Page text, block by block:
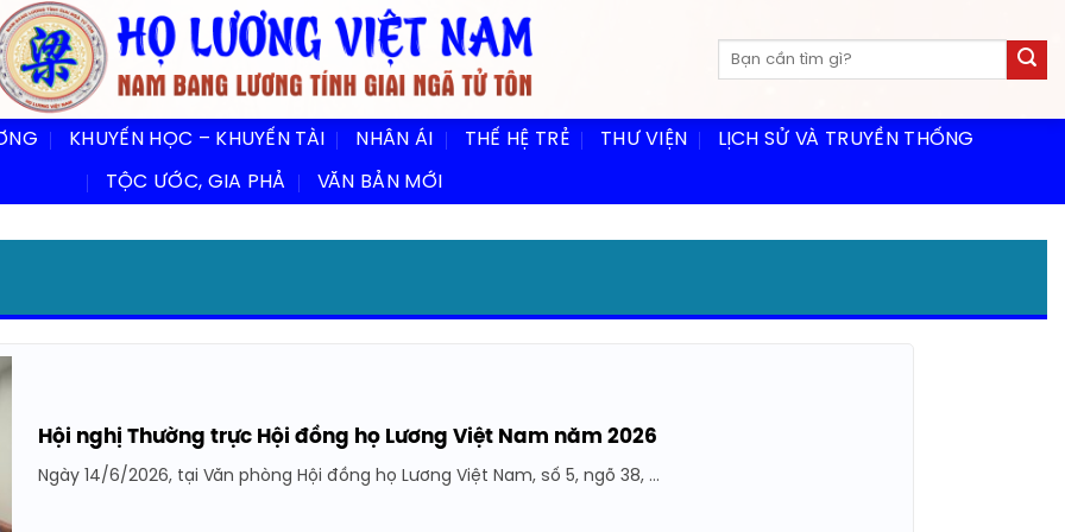
KHUYẾN HỌC – KHUYẾN TÀI NHÂN ÁI THẾ HỆ TRẺ THƯ VIỆN LỊCH SỬ VÀ TRUYỀN THỐNG
TỘC ƯỚC, GIA PHẢ VĂN BẢN MỚI
Hội nghị Thường trực Hội đồng họ Lương Việt Nam năm 2026
Ngày 14/6/2026, tại Văn phòng Hội đồng họ Lương Việt Nam, số 5, ngõ 38, ...